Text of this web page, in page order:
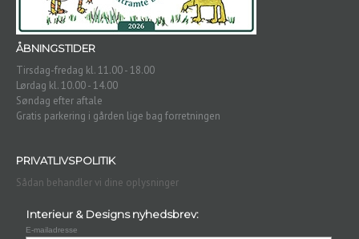
ÅBNINGSTIDER
Tirsdag-fredag kl. 11.00 - 18.00
Lørdag kl. 10.00 - 14.00
Søndag efter aftale
Gratis parkering i gården lige bag forretningen
PRIVATLIVSPOLITIK
Sådan behandler vi dine oplysninger
Interieur & Designs nyhedsbrev:
E-mailadresse